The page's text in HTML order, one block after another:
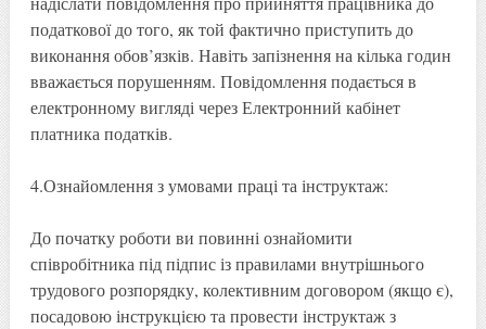
податкової до того, як той фактично приступить до
виконання обов’язків. Навіть запізнення на кілька годин
вважається порушенням. Повідомлення подається в
електронному вигляді через Електронний кабінет
платника податків.
4.Ознайомлення з умовами праці та інструктаж:
До початку роботи ви повинні ознайомити
співробітника під підпис із правилами внутрішнього
трудового розпорядку, колективним договором (якщо є),
посадовою інструкцією та провести інструктаж з